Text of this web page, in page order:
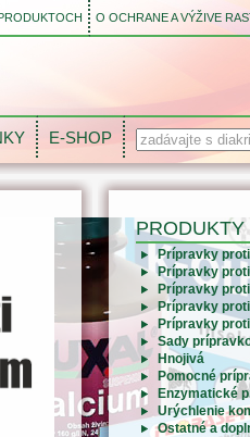
O OCHRANE A VÝŽIVE
E-SHOP
PRODUKTY
Prípravky
Prípravky
Prípravky
Prípravky
Prípravky
Sady
Hnojivá
Pomocné
Enzymatické
Urýchlenie
Ostatné a